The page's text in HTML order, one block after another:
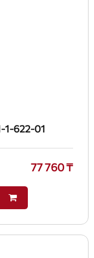
1-622-01
77 760 ₸